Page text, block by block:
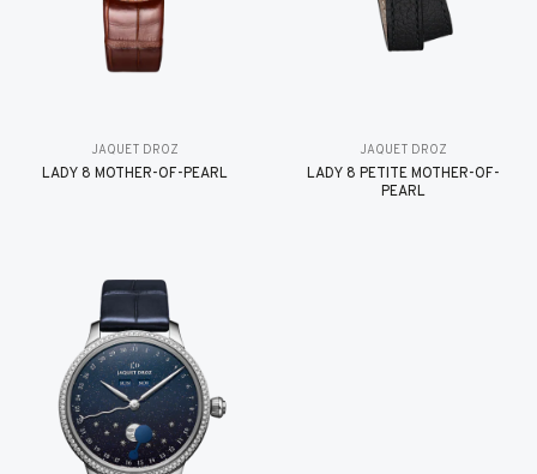
JAQUET DROZ
LADY 8 MOTHER-OF-PEARL
JAQUET DROZ
LADY 8 PETITE MOTHER-OF-
PEARL